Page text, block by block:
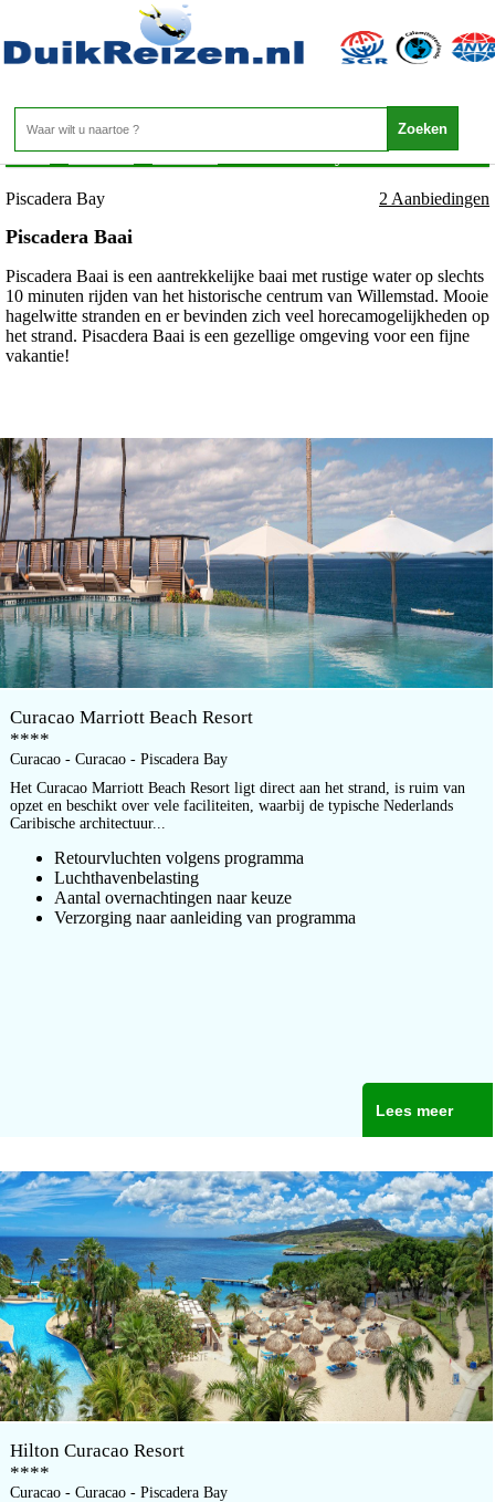
Curacao - Curacao - Piscadera Bay
Home>Curacao>Curacao>Piscadera Bay
Piscadera Bay 2 Aanbiedingen
Piscadera Baai
Piscadera Baai is een aantrekkelijke baai met rustige water op slechts
10 minuten rijden van het historische centrum van Willemstad. Mooie
hagelwitte stranden en er bevinden zich veel horecamogelijkheden op
het strand. Pisacdera Baai is een gezellige omgeving voor een fijne
vakantie!
Curacao Marriott Beach Resort
****
Curacao - Curacao - Piscadera Bay
Het Curacao Marriott Beach Resort ligt direct aan het strand, is ruim van
opzet en beschikt over vele faciliteiten, waarbij de typische Nederlands
Caribische architectuur...
Retourvluchten volgens programma
Luchthavenbelasting
Aantal overnachtingen naar keuze
Verzorging naar aanleiding van programma
Lees meer
Hilton Curacao Resort
****
Curacao - Curacao - Piscadera Bay